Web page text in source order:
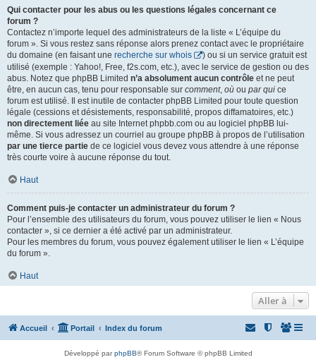
Qui contacter pour les abus ou les questions légales concernant ce
forum ?
Contactez n’importe lequel des administrateurs de la liste « L’équipe du
forum ». Si vous restez sans réponse alors prenez contact avec le propriétaire
du domaine (en faisant une recherche sur whois
) ou si un service gratuit est
utilisé (exemple : Yahoo!, Free, f2s.com, etc.), avec le service de gestion ou des
abus. Notez que phpBB Limited n’a absolument aucun contrôle et ne peut
être, en aucun cas, tenu pour responsable sur comment, où ou par qui ce
forum est utilisé. Il est inutile de contacter phpBB Limited pour toute question
légale (cessions et désistements, responsabilité, propos diffamatoires, etc.)
non directement liée au site Internet phpbb.com ou au logiciel phpBB lui-
même. Si vous adressez un courriel au groupe phpBB à propos de l’utilisation
par une tierce partie de ce logiciel vous devez vous attendre à une réponse
très courte voire à aucune réponse du tout.
Haut
Comment puis-je contacter un administrateur du forum ?
Pour l’ensemble des utilisateurs du forum, vous pouvez utiliser le lien « Nous
contacter », si ce dernier a été activé par un administrateur.
Pour les membres du forum, vous pouvez également utiliser le lien « L’équipe
du forum ».
Haut
Aller à
Accueil Portail Index du forum
Développé parphpBB® Forum Software © phpBB Limited